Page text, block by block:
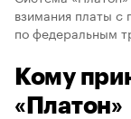
взимания платы с
по федеральным
Кому
«Платон»